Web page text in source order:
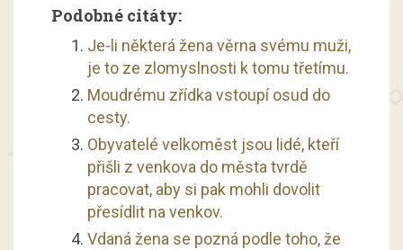
Podobné citáty:
Je-li některá žena věrna svému muži,
je to ze zlomyslnosti k tomu třetímu.
Moudrému zřídka vstoupí osud do
cesty.
Obyvatelé velkoměst jsou lidé, kteří
přišli z venkova do města tvrdě
pracovat, aby si pak mohli dovolit
přesídlit na venkov.
Vdaná žena se pozná podle toho, že